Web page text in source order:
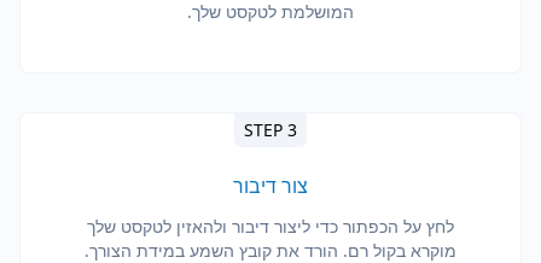
המושלמת לטקסט שלך.
STEP 3
צור דיבור
לחץ על הכפתור כדי ליצור דיבור ולהאזין לטקסט שלך
מוקרא בקול רם. הורד את קובץ השמע במידת הצורך.